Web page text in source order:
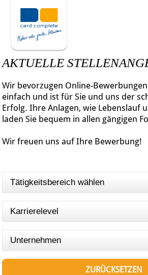
Stellenangebote
Unternehmensziele
Wie bewerbe ich mich
AKTUELLE
Wir bevorzugen Online-
einfach und ist für Sie und uns der
Erfolg. Ihre Anlagen, wie Lebenslauf
laden Sie bequem in allen gängigen
Wir freuen uns auf Ihre Bewerbung!
Tätigkeitsbereich wählen
Karrierelevel
Unternehmen
ZURÜCKSETZEN